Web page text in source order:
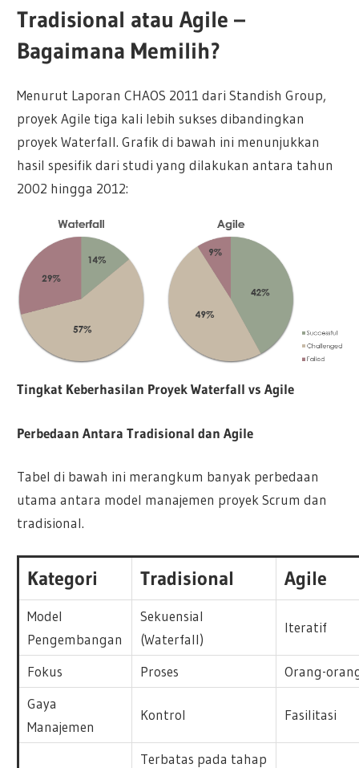
Tradisional atau Agile –
Bagaimana Memilih?
Menurut Laporan CHAOS 2011 dari Standish Group,
proyek Agile tiga kali lebih sukses dibandingkan
proyek Waterfall. Grafik di bawah ini menunjukkan
hasil spesifik dari studi yang dilakukan antara tahun
2002 hingga 2012:
Tingkat Keberhasilan Proyek Waterfall vs Agile
Perbedaan Antara Tradisional dan Agile
Tabel di bawah ini merangkum banyak perbedaan
utama antara model manajemen proyek Scrum dan
tradisional.
Kategori Tradisional Agile
Model
Pengembangan
Sekuensial
(Waterfall)
Iteratif
Fokus Proses
Orang-
Gaya
Manajemen
Kontrol Fasilitasi
Terbatas pada tahap